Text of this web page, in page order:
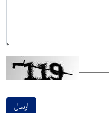
ارسال